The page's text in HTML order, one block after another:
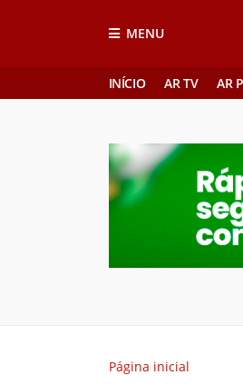
MENU
INÍCIO AR TV AR
Página inicial